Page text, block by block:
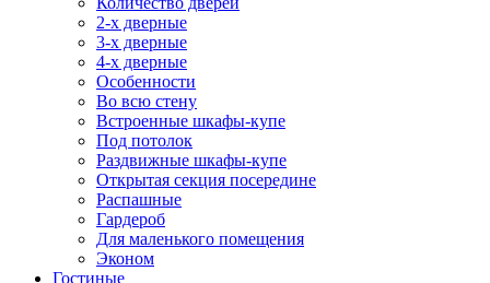
2-х дверные
3-х дверные
4-х дверные
Особенности
Во всю стену
Встроенные шкафы-купе
Под потолок
Раздвижные шкафы-купе
Открытая секция посередине
Распашные
Гардероб
Для маленького помещения
Эконом
Гостиные